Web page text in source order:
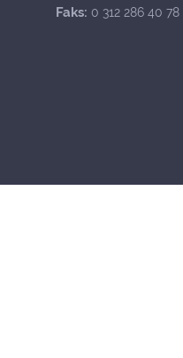
Faks: 0 312 286 40 78